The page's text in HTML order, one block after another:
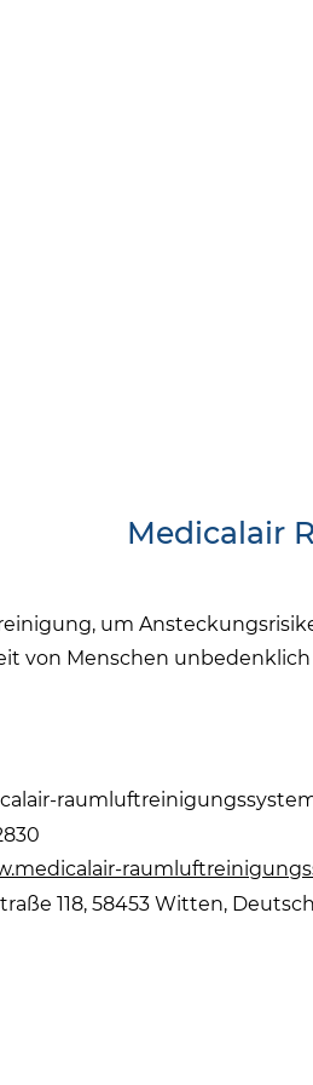
Medicalair
um
von Menschen unbedenklich
118, 58453 Witten,